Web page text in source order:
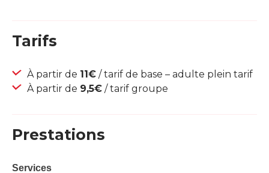
Tarifs
À partir de 11€ / tarif de base – adulte plein tarif
À partir de 9,5€ / tarif groupe
Prestations
Services